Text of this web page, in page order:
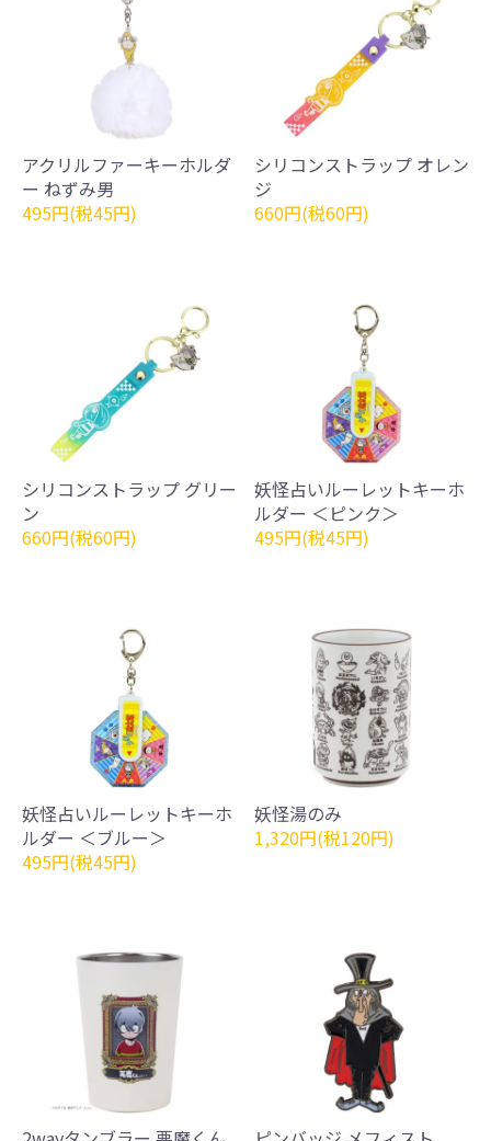
アクリルファーキーホルダ
ー ねずみ男
495円(税45円)
シリコンストラップ オレン
ジ
660円(税60円)
シリコンストラップ グリー
ン
660円(税60円)
妖怪占いルーレットキーホ
ルダー ＜ピンク＞
495円(税45円)
妖怪占いルーレットキーホ
ルダー ＜ブルー＞
495円(税45円)
妖怪湯のみ
1,320円(税120円)